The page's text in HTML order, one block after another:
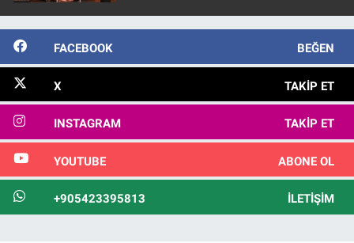
FACEBOOK BEĞEN
X TAKIP ET
INSTAGRAM TAKIP ET
YOUTUBE ABONE OL
+905423395813 İLETIŞIM